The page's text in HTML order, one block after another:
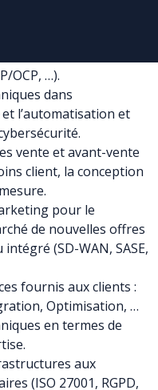
OCP, …).
dans
l’automatisation et
vente et avant-vente
client, la conception
pour le
de nouvelles offres
(SD-WAN, SASE,
fournis aux clients :
Optimisation, …
en termes de
aux
(ISO 27001, RGPD,